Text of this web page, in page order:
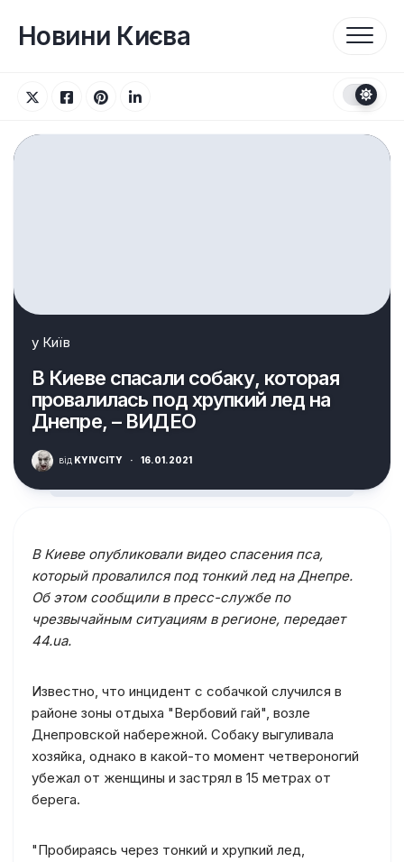
вмістуНовини Києва
у Київ
В Киеве спасали собаку, которая
провалилась под хрупкий лед на
Днепре, – ВИДЕО
від KYIVCITY · 16.01.2021
В Киеве опубликовали видео спасения пса,
который провалился под тонкий лед на Днепре.
Об этом сообщили в пресс-службе по
чрезвычайным ситуациям в регионе, передает
44.ua.
Известно, что инцидент с собачкой случился в
районе зоны отдыха "Вербовий гай", возле
Днепровской набережной. Собаку выгуливала
хозяйка, однако в какой-то момент четвероногий
убежал от женщины и застрял в 15 метрах от
берега.
"Пробираясь через тонкий и хрупкий лед,